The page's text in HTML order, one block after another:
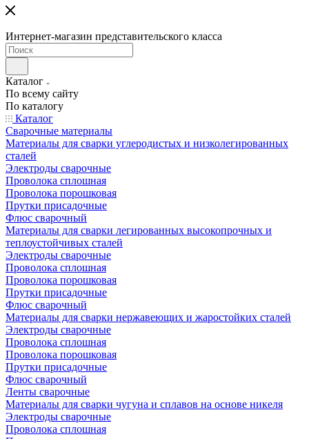
Интернет-магазин представительского класса
Каталог
По всему сайту
По каталогу
Каталог
Сварочные материалы
Материалы для сварки углеродистых и низколегированных
сталей
Электроды сварочные
Проволока сплошная
Проволока порошковая
Прутки присадочные
Флюс сварочный
Материалы для сварки легированных высокопрочных и
теплоустойчивых сталей
Электроды сварочные
Проволока сплошная
Проволока порошковая
Прутки присадочные
Флюс сварочный
Материалы для сварки нержавеющих и жаростойких сталей
Электроды сварочные
Проволока сплошная
Проволока порошковая
Прутки присадочные
Флюс сварочный
Ленты сварочные
Материалы для сварки чугуна и сплавов на основе никеля
Электроды сварочные
Проволока сплошная